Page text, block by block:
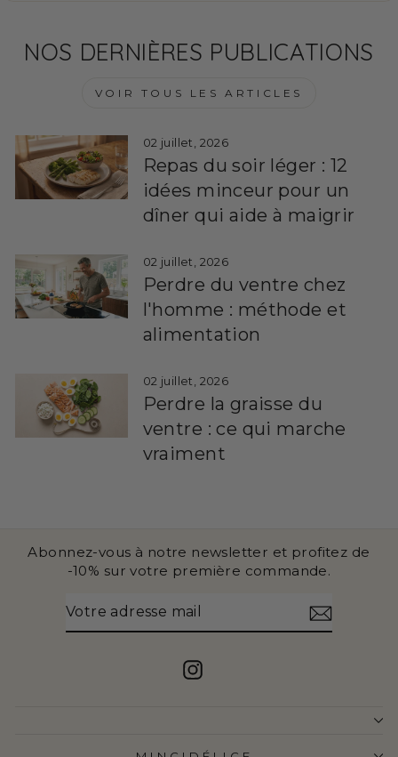
NOS DERNIÈRES PUBLICATIONS
VOIR TOUS LES ARTICLES
02 juillet, 2026
Repas du soir léger : 12
idées minceur pour un
dîner qui aide à maigrir
02 juillet, 2026
Perdre du ventre chez
l'homme : méthode et
alimentation
02 juillet, 2026
Perdre la graisse du
ventre : ce qui marche
vraiment
Abonnez-vous à notre newsletter et profitez de
-10% sur votre première commande.
ADRESSE
Instagram